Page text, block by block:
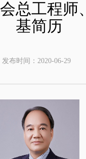
总工程师
基简历
发布时间： 2020-06-29